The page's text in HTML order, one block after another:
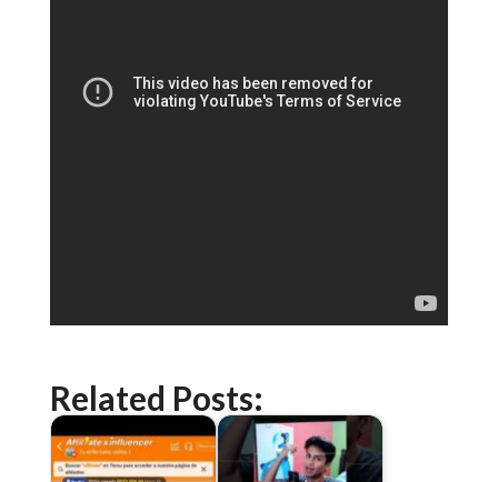
Related Posts: